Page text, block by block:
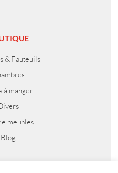
& Fauteuils
à manger
meubles
Blog